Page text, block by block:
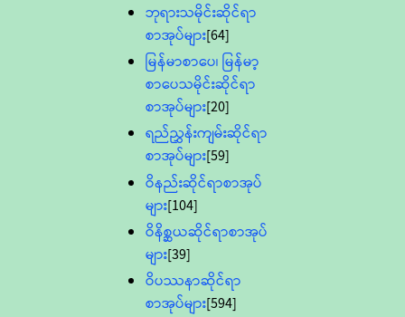
ဘုရားသမိုင်းဆိုင်ရာ
စာအုပ်များ[64]
မြန်မာစာပေ၊ မြန်မာ့
စာပေသမိုင်းဆိုင်ရာ
စာအုပ်များ[20]
ရည်ညွှန်းကျမ်းဆိုင်ရာ
စာအုပ်များ[59]
ဝိနည်းဆိုင်ရာစာအုပ်
များ[104]
ဝိနိစ္ဆယဆိုင်ရာစာအုပ်
များ[39]
ဝိပဿနာဆိုင်ရာ
စာအုပ်များ[594]